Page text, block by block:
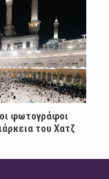
φωτογράφοι
του Χατζ